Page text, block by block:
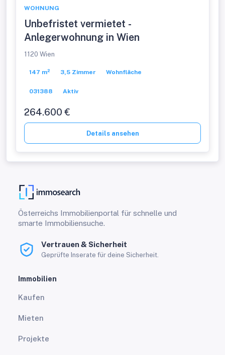
WOHNUNG
Unbefristet vermietet -
Anlegerwohnung in Wien
1120 Wien
147 m² 3,5 Zimmer Wohnfläche
031388 Aktiv
264.600 €
Details ansehen
Österreichs Immobilienportal für schnelle und
smarte Immobiliensuche.
Vertrauen & Sicherheit
Geprüfte Inserate für deine Sicherheit.
Immobilien
Kaufen
Mieten
Projekte